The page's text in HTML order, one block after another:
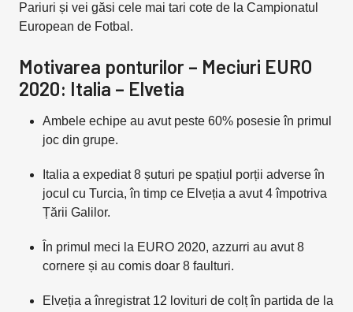
Pariuri și vei găsi cele mai tari cote de la Campionatul
European de Fotbal.
Motivarea ponturilor – Meciuri EURO
2020: Italia – Elvetia
Ambele echipe au avut peste 60% posesie în primul
joc din grupe.
Italia a expediat 8 șuturi pe spațiul porții adverse în
jocul cu Turcia, în timp ce Elveția a avut 4 împotriva
Țării Galilor.
În primul meci la EURO 2020, azzurri au avut 8
cornere și au comis doar 8 faulturi.
Elveția a înregistrat 12 lovituri de colț în partida de la